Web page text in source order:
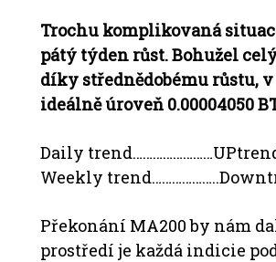
Trochu komplikovaná
pátý týden růst. Bohužel
díky střednědobému růstu,
ideálně úroveň 0.00004050
Daily
Weekly
Překonání MA200 by nám
prostředí je každá indicie